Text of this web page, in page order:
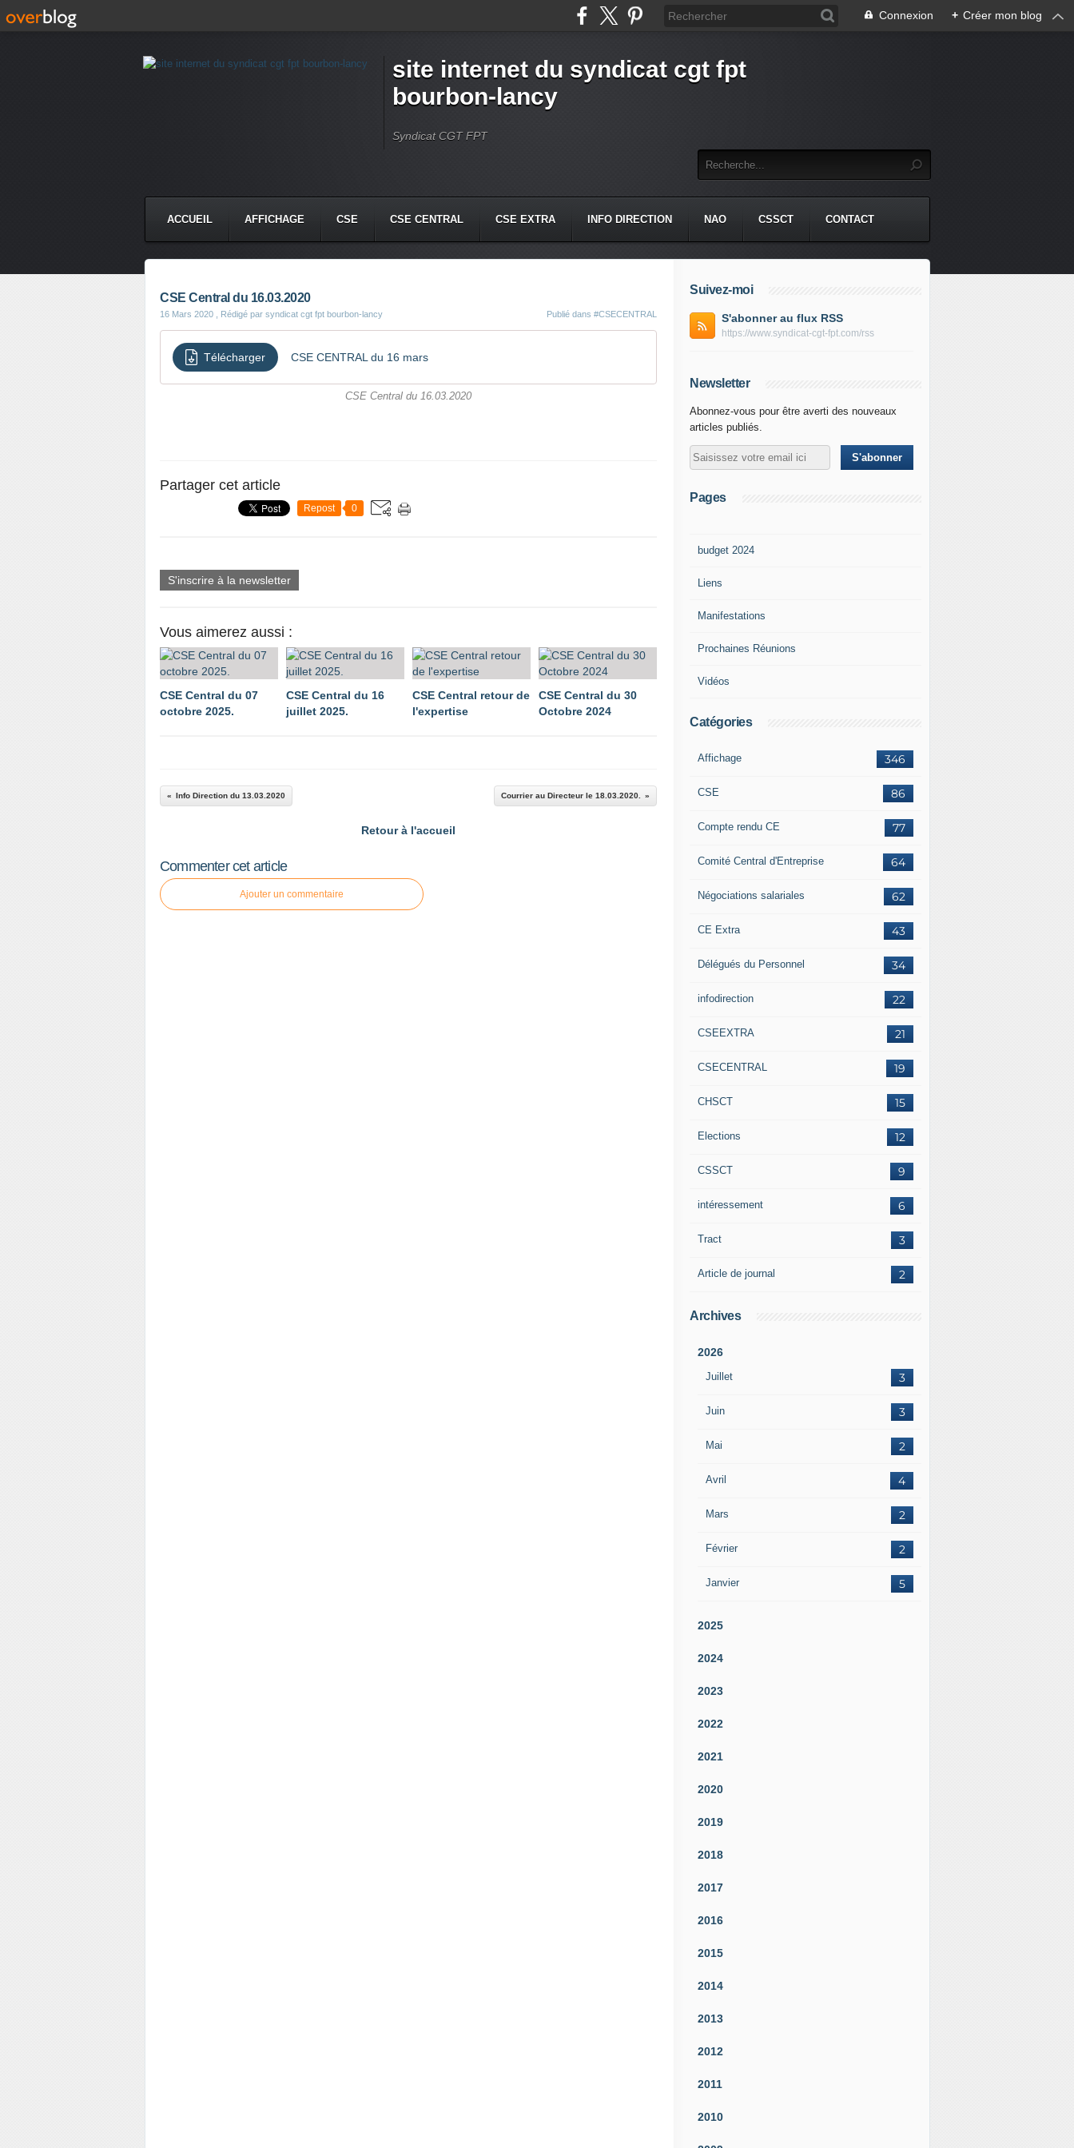
Connexion + Créer mon blog
site internet du syndicat cgt fpt
bourbon-lancy
Syndicat CGT FPT
ACCUEIL AFFICHAGE CSE CSE CENTRAL CSE EXTRA INFO DIRECTION NAO CSSCT CONTACT
CSE Central du 16.03.2020
16 Mars 2020 , Rédigé par syndicat cgt fpt bourbon-lancy Publié dans #CSECENTRAL
Télécharger CSE CENTRAL du 16 mars
CSE Central du 16.03.2020
Partager cet article
Repost 0
S'inscrire à la newsletter
Vous aimerez aussi :
CSE Central du 07
octobre 2025.
CSE Central du 16
juillet 2025.
CSE Central retour de
l'expertise
CSE Central du 30
Octobre 2024
Info Direction du 13.03.2020 Courrier au Directeur le 18.03.2020.
Retour à l'accueil
Commenter cet article
Ajouter un commentaire
Suivez-moi
S'abonner au flux RSS
https://www.syndicat-cgt-fpt.com/rss
Newsletter
Abonnez-vous pour être averti des nouveaux
articles publiés.
Pages
budget 2024
Liens
Manifestations
Prochaines Réunions
Vidéos
Catégories
346
Affichage
86
CSE
77
Compte rendu CE
64
Comité Central d'Entreprise
62
Négociations salariales
43
CE Extra
34
Délégués du Personnel
22
infodirection
21
CSEEXTRA
19
CSECENTRAL
15
CHSCT
12
Elections
9
CSSCT
6
intéressement
3
Tract
2
Article de journal
Archives
2026
Juillet 3
Juin 3
Mai 2
Avril 4
Mars 2
Février 2
Janvier 5
2025
2024
2023
2022
2021
2020
2019
2018
2017
2016
2015
2014
2013
2012
2011
2010